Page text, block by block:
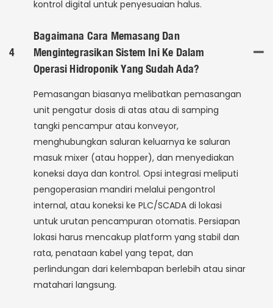
kontrol digital untuk penyesuaian halus.
4
Bagaimana Cara Memasang Dan
Mengintegrasikan Sistem Ini Ke Dalam
Operasi Hidroponik Yang Sudah Ada?
Pemasangan biasanya melibatkan pemasangan
unit pengatur dosis di atas atau di samping
tangki pencampur atau konveyor,
menghubungkan saluran keluarnya ke saluran
masuk mixer (atau hopper), dan menyediakan
koneksi daya dan kontrol. Opsi integrasi meliputi
pengoperasian mandiri melalui pengontrol
internal, atau koneksi ke PLC/SCADA di lokasi
untuk urutan pencampuran otomatis. Persiapan
lokasi harus mencakup platform yang stabil dan
rata, penataan kabel yang tepat, dan
perlindungan dari kelembapan berlebih atau sinar
matahari langsung.